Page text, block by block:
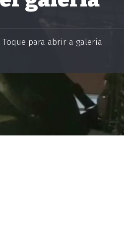
Toque para abrir a galeria